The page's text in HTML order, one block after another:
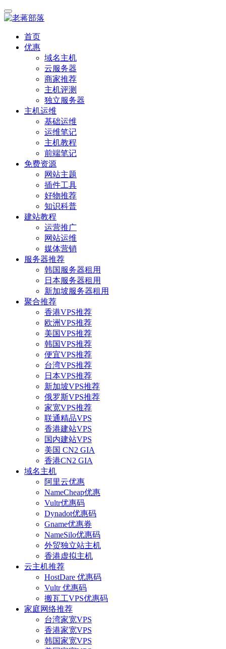
首页
优惠
域名主机
云服务器
商家推荐
主机评测
独立服务器
主机运维
基础运维
运维笔记
主机教程
前端笔记
免费资源
网站主题
插件工具
好物推荐
知识科普
建站教程
运营推广
网站运维
媒体营销
服务器推荐
韩国服务器租用
日本服务器租用
新加坡服务器租用
聚合推荐
香港VPS推荐
欧洲VPS推荐
美国VPS推荐
韩国VPS推荐
便宜VPS推荐
台湾VPS推荐
日本VPS推荐
新加坡VPS推荐
俄罗斯VPS推荐
家宽VPS推荐
联通精品VPS
香港建站VPS
国内建站VPS
美国 CN2 GIA
香港CN2 GIA
域名主机
阿里云优惠
NameCheap优惠
Vultr优惠码
Dynadot优惠码
Gname优惠券
NameSilo优惠码
外贸独立站主机
香港虚拟主机
云主机推荐
HostDare 优惠码
Vultr 优惠码
搬瓦工VPS优惠码
家庭网络推荐
台湾家宽VPS
香港家宽VPS
韩国家宽VPS